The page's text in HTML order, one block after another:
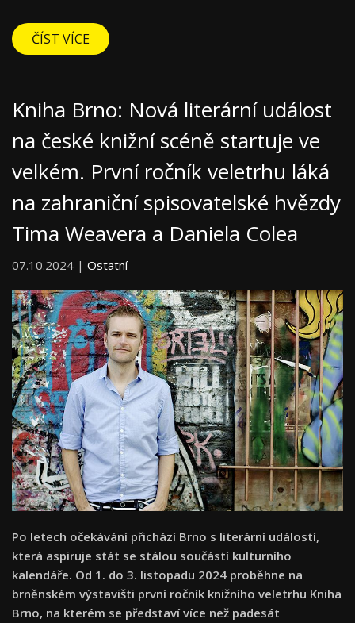
ČÍST VÍCE
Kniha Brno: Nová literární událost
na české knižní scéně startuje ve
velkém. První ročník veletrhu láká
na zahraniční spisovatelské hvězdy
Tima Weavera a Daniela Colea
07.10.2024 | Ostatní
Po letech očekávání přichází Brno s literární událostí,
která aspiruje stát se stálou součástí kulturního
kalendáře. Od 1. do 3. listopadu 2024 proběhne na
brněnském výstavišti první ročník knižního veletrhu Kniha
Brno, na kterém se představí více než padesát